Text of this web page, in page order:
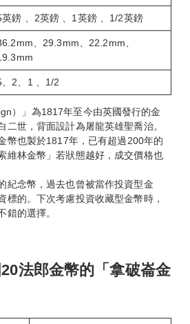
英鎊 、2英鎊 、1英鎊 、1/2英鎊
、29.3mm、22.2mm、
、2、1 、1/2
）」為1817年至今由英國發行的金
二世，背面設計為屠龍英雄聖喬治。
幣也製於1817年，已有超過200年的
維林金幣」若狀態越好，成交價格也
紀念幣，過去也曾被當作投資型金
標的。下次考慮投資收藏型金幣時，
錯的選擇。
法郎金幣的「拿破崙金